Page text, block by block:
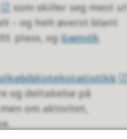
som skiller seg mest ut i
– og helt øverst blant
plass, ogGamvik
og deltakelse på
om aktivitet,